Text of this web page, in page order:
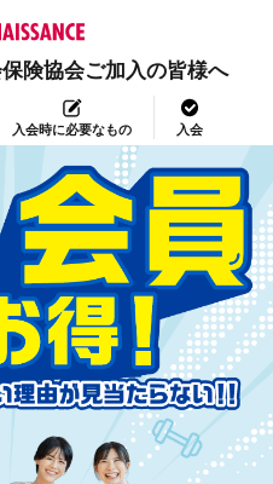
険協会ご加入の皆様へ
入会時に必要なもの 入会